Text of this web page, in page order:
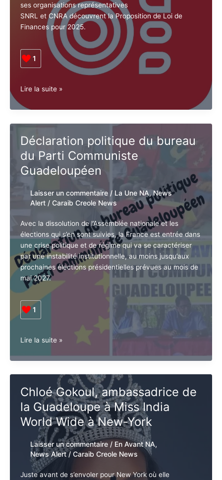
et
en
grève
Laisser un commentaire /En Avant NA,La
Une NA,News Alert/ Caraib Creole News
C’est avec sidération que l’association “Les Locales”
et ses organisations représentatives
SNRL et CNRA découvrent la Proposition de Loi de
Finances pour 2025.
1
PLF
2025
:
Qui
veut
mort
radios
associatives
?
Lire la suite »
Déclaration politique du
bureau du Parti Communiste
Guadeloupéen
Laisser un commentaire /La Une NA,
News Alert/Caraib Creole News
Avec la dissolution de l’Assemblée nationale et les
élections qui s’en sont suivies, la France est entrée
dans une crise politique et de régime qui va se
caractériser par une instabilité institutionnelle, au
moins jusqu’aux prochaines élections présidentielles
prévues au mois de mai 2027.
1
Déclaration
politique
du
bureau
Parti
Communiste
Guadeloupéen
Lire la suite »
Chloé Gokoul, ambassadrice
de la Guadeloupe à Miss India
World Wide à New-York